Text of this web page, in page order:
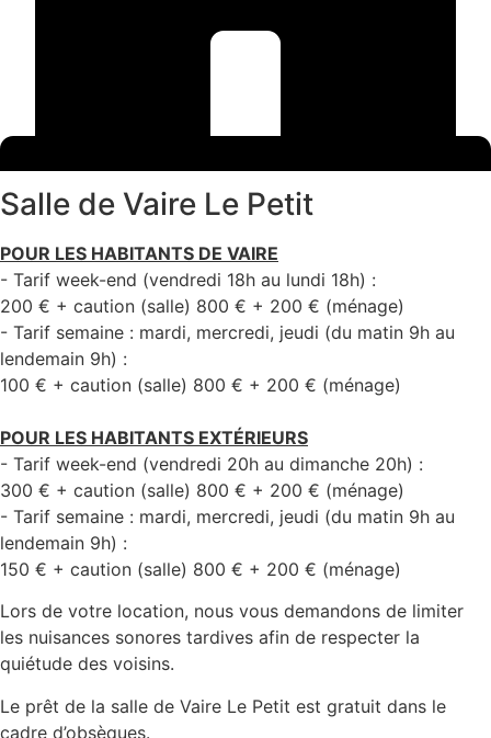
Salle de Vaire Le Petit
POUR LES HABITANTS DE VAIRE
- Tarif week-end (vendredi 18h au lundi 18h) :
200 € + caution (salle) 800 € + 200 € (ménage)
- Tarif semaine : mardi, mercredi, jeudi (du matin 9h au
lendemain 9h) :
100 € + caution (salle) 800 € + 200 € (ménage)
POUR LES HABITANTS EXTÉRIEURS
- Tarif week-end (vendredi 20h au dimanche 20h) :
300 € + caution (salle) 800 € + 200 € (ménage)
- Tarif semaine : mardi, mercredi, jeudi (du matin 9h au
lendemain 9h) :
150 € + caution (salle) 800 € + 200 € (ménage)
Lors de votre location, nous vous demandons de limiter
les nuisances sonores tardives afin de respecter la
quiétude des voisins.
Le prêt de la salle de Vaire Le Petit est gratuit dans le
cadre d’obsèques.